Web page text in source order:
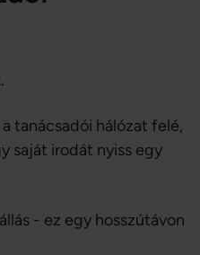
tanácsadói hálózat felé,
saját irodát nyiss egy
- ez egy hosszútávon